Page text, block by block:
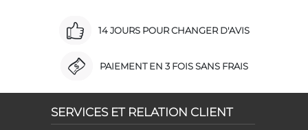
14 JOURS POUR CHANGER D'AVIS
PAIEMENT EN 3 FOIS SANS FRAIS
SERVICES ET RELATION CLIENT